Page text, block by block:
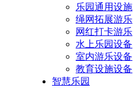
乐园通用设施
绳网拓展游乐
网红打卡游乐
水上乐园设备
室内游乐设备
教育设施设备
智慧乐园